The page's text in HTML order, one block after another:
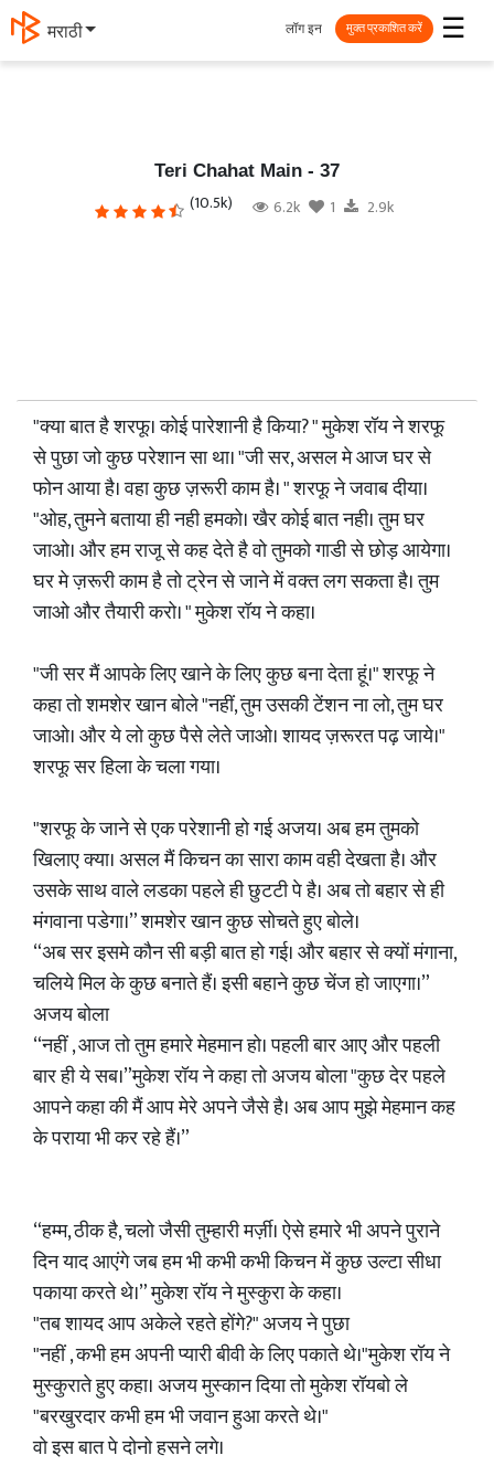
मराठी ☰
लॉग इन मुक्त प्रकाशित करें
Teri Chahat Main - 37
(10.5k) 6.2k 1 2.9k
"क्या बात है शरफू। कोई पारेशानी है किया? " मुकेश रॉय ने शरफू
से पुछा जो कुछ परेशान सा था। "जी सर, असल मे आज घर से
फोन आया है। वहा कुछ ज़रूरी काम है। " शरफू ने जवाब दीया।
"ओह, तुमने बताया ही नही हमको। खैर कोई बात नही। तुम घर
जाओ। और हम राजू से कह देते है वो तुमको गाडी से छोड़ आयेगा।
घर मे ज़रूरी काम है तो ट्रेन से जाने में वक्त लग सकता है। तुम
जाओ और तैयारी करो। " मुकेश रॉय ने कहा।
"जी सर मैं आपके लिए खाने के लिए कुछ बना देता हूं।" शरफू ने
कहा तो शमशेर खान बोले "नहीं, तुम उसकी टेंशन ना लो, तुम घर
जाओ। और ये लो कुछ पैसे लेते जाओ। शायद ज़रूरत पढ़ जाये।"
शरफू सर हिला के चला गया।
"शरफू के जाने से एक परेशानी हो गई अजय। अब हम तुमको
खिलाए क्या। असल मैं किचन का सारा काम वही देखता है। और
उसके साथ वाले लडका पहले ही छुटटी पे है। अब तो बहार से ही
मंगवाना पडेगा।” शमशेर खान कुछ सोचते हुए बोले।
“अब सर इसमे कौन सी बड़ी बात हो गई। और बहार से क्यों मंगाना,
चलिये मिल के कुछ बनाते हैं। इसी बहाने कुछ चेंज हो जाएगा।”
अजय बोला
“नहीं , आज तो तुम हमारे मेहमान हो। पहली बार आए और पहली
बार ही ये सब।”मुकेश रॉय ने कहा तो अजय बोला "कुछ देर पहले
आपने कहा की मैं आप मेरे अपने जैसे है। अब आप मुझे मेहमान कह
के पराया भी कर रहे हैं।”
“हम्म, ठीक है, चलो जैसी तुम्हारी मर्ज़ी। ऐसे हमारे भी अपने पुराने
दिन याद आएंगे जब हम भी कभी कभी किचन में कुछ उल्टा सीधा
पकाया करते थे।” मुकेश रॉय ने मुस्कुरा के कहा।
"तब शायद आप अकेले रहते होंगे?" अजय ने पुछा
"नहीं , कभी हम अपनी प्यारी बीवी के लिए पकाते थे।"मुकेश रॉय ने
मुस्कुराते हुए कहा। अजय मुस्कान दिया तो मुकेश रॉयबो ले
"बरखुरदार कभी हम भी जवान हुआ करते थे।"
वो इस बात पे दोनो हसने लगे।